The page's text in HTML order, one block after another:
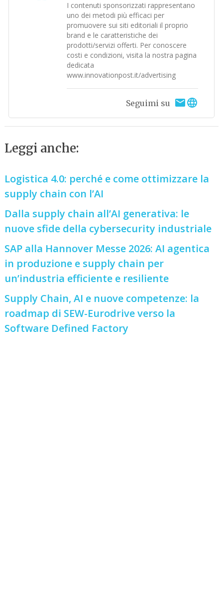
I contenuti sponsorizzati rappresentano
uno dei metodi più efficaci per
promuovere sui siti editoriali il proprio
brand e le caratteristiche dei
prodotti/servizi offerti. Per conoscere
costi e condizioni, visita la nostra pagina
dedicata
www.innovationpost.it/advertising
Seguimi su
Leggi anche:
Logistica 4.0: perché e come ottimizzare la
supply chain con l’AI
Dalla supply chain all’AI generativa: le
nuove sfide della cybersecurity industriale
SAP alla Hannover Messe 2026: AI agentica
in produzione e supply chain per
un’industria efficiente e resiliente
Supply Chain, AI e nuove competenze: la
roadmap di SEW-Eurodrive verso la
Software Defined Factory